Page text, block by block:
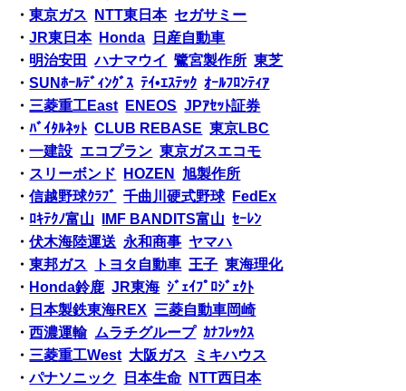
・東京ガス NTT東日本 セガサミー
・JR東日本 Honda
日産自動車
・ 明治安田 ハナマウイ 鷺宮製作所 東芝
・SUNﾎｰﾙﾃﾞｨﾝｸﾞｽ ﾃｲ•ｴｽﾃｯｸ ｵｰﾙﾌﾛﾝﾃｨｱ
・ 三菱重工East ENEOS JPｱｾｯﾄ証券
・ﾊﾞｲﾀﾙﾈｯﾄ CLUB REBASE 東京LBC
・一建設 エコプラン 東京ガスエコモ
・ スリーボンド HOZEN
旭製作所
・信越野球ｸﾗﾌﾞ 千曲川硬式野球
FedEx
・ ﾛｷﾃｸﾉ富山 IMF BANDITS富山 ｾｰﾚﾝ
・伏木海陸運送 永和商事 ヤマハ
・東邦ガス トヨタ自動車 王子 東海理化
・ Honda鈴鹿 JR東海 ｼﾞｪｲﾌﾟﾛｼﾞｪｸﾄ
・ 日本製鉄東海REX 三菱自動車岡崎
・西濃運輸 ムラチグループ ｶﾅﾌﾚｯｸｽ
・ 三菱重工West 大阪ガス
ミキハウス
・パナソニック 日本生命
NTT西日本